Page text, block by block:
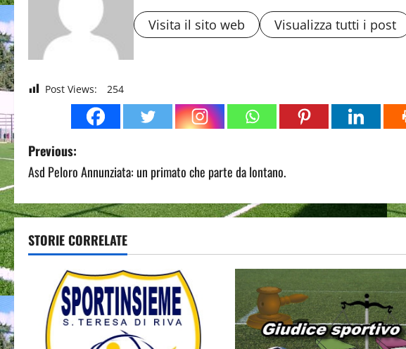
Visita il sito web Visualizza tutti i post
Post Views: 254
P
o
s
t
Previous:
Asd Peloro Annunziata: un primato che parte da lontano.
STORIE CORRELATE